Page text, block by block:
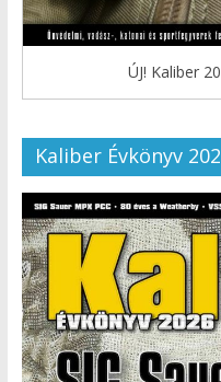
ÚJ! Kaliber
Kaliber Évkönyv